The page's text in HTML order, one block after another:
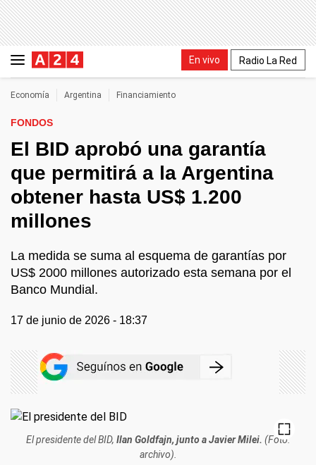
En vivo Radio La Red
Economía Argentina Financiamiento
FONDOS
El BID aprobó una garantía
que permitirá a la Argentina
obtener hasta US$ 1.200
millones
La medida se suma al esquema de garantías por
US$ 2000 millones autorizado esta semana por el
Banco Mundial.
17 de junio de 2026 - 18:37
El presidente del BID, Ilan Goldfajn, junto a Javier Milei. (Foto:
archivo).